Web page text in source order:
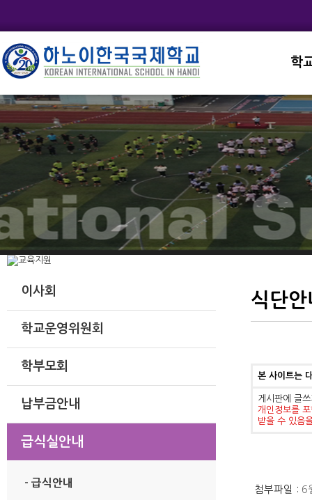
학
교
학
학
학
학
이사회
학교운영위원회
학부모회
납부금안내
급식실안내
- 급식안내
식단안
본 사이트는
게시판에 글
개인정보를
받을 수 있음
첨부파일 : 6